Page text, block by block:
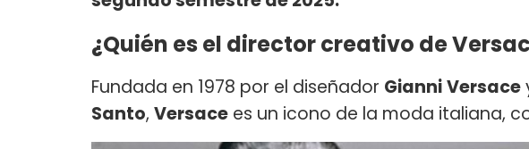
¿Quién es el director creativo de
Fundada en 1978 por el diseñador GianniVersace
Santo, Versace es un icono de la moda italiana,